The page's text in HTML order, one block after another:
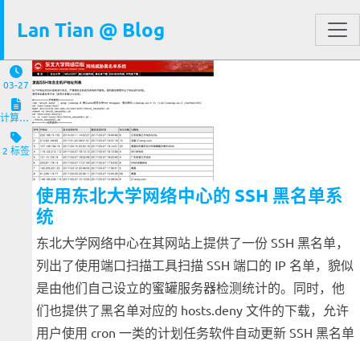
Lan Tian @ Blog
03-27
计算机与客户端
2 标签
使用东北大学网络中心的 SSH 黑名单系
统
东北大学网络中心在其网站上提供了一份 SSH 黑名单，
列出了使用端口扫描工具扫描 SSH 端口的 IP 名单，貌似
是由他们自己设立的蜜罐服务器检测统计的。同时，他
们也提供了黑名单对应的 hosts.deny 文件的下载，允许
用户使用 cron 一类的计划任务软件自动更新 SSH 黑名单